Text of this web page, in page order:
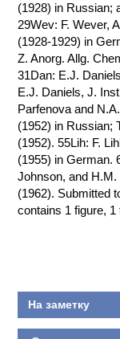
(1928) in Russian;
29Wev: F. Wever,
(1928-1929) in
Z. Anorg. Allg.
31Dan: E.J.
E.J. Daniels, J.
Parfenova and
(1952) in Russian;
(1952). 55Lih: F.
(1955) in German.
Johnson, and H.M.
(1962). Submitted
contains 1 figure,
На заметку